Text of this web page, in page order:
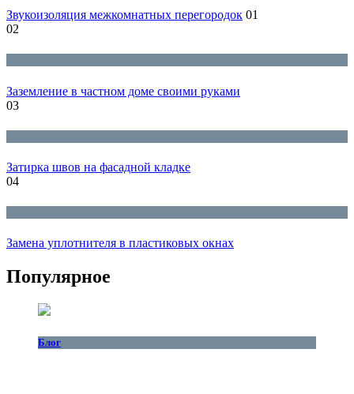
Звукоизоляция межкомнатных перегородок 01
02
Заземление в частном доме своими руками
03
Затирка швов на фасадной кладке
04
Замена уплотнителя в пластиковых окнах
Популярное
Блог